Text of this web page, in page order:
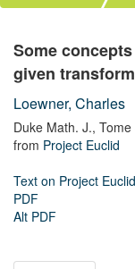
Some
given
Loewner, Charles
Duke Math. J.,
from Project Euclid
Text on Project Euclid
PDF
Alt PDF